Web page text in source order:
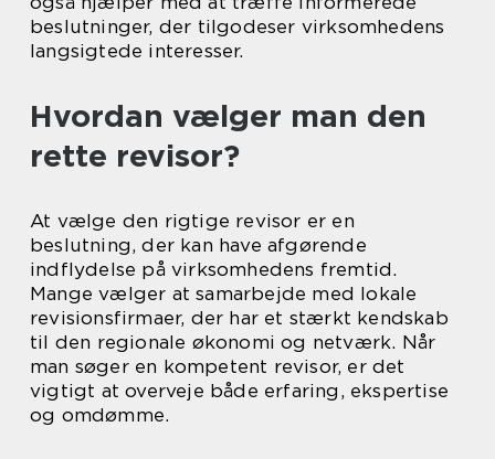
beslutninger, der tilgodeser virksomhedens
langsigtede interesser.
Hvordan vælger man den
rette revisor?
At vælge den rigtige revisor er en
beslutning, der kan have afgørende
indflydelse på virksomhedens fremtid.
Mange vælger at samarbejde med lokale
revisionsfirmaer, der har et stærkt kendskab
til den regionale økonomi og netværk. Når
man søger en kompetent revisor, er det
vigtigt at overveje både erfaring, ekspertise
og omdømme.